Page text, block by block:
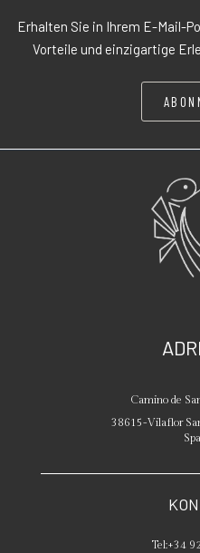
Erhalten Sie in Ihrem E-Mail-
Vorteile und einzigartige
Camino de
38615-Vilaflor
Tel:+34